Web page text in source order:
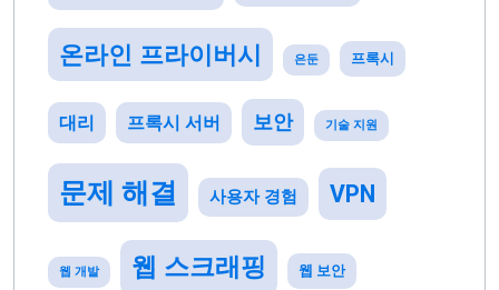
온라인 프라이버시 은둔 프록시
대리 프록시 서버 보안 기술 지원
문제 해결 사용자 경험 VPN
웹 개발 웹 스크래핑 웹 보안